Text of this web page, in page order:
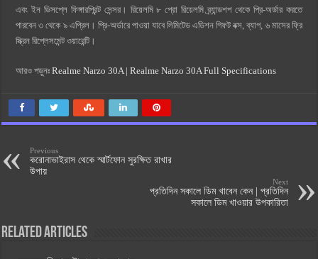
এবং ইন ডিসপ্লে ফিঙ্গারপ্রিন্ট সেন্সর। রিয়েলমি ৮ প্রো রিয়েলমি ব্র্যান্ডশপ থেকে প্রি-অর্ডার করতে
পারবেন ৩ থেকে ৯ এপ্রিল। প্রি-অর্ডারে পাওয়া যাবে লিমিটেড এডিশন গিফট বক্স, ব্যাগ, ৬ মাসের ফ্রি
স্ক্রিন রিপ্লেসমেন্ট ওয়ারেন্টি।
আরও পড়ুনঃRealme Narzo 30A | Realme Narzo 30A Full Specifications
Previous
করোনাভাইরাস থেকে স্মার্টফোন সুরক্ষিত রাখার
উপায়
Next
প্রতিদিন সকালে ডিম খাবেন কেন | প্রতিদিন
সকালে ডিম খাওয়ার উপকারিতা
Related Articles